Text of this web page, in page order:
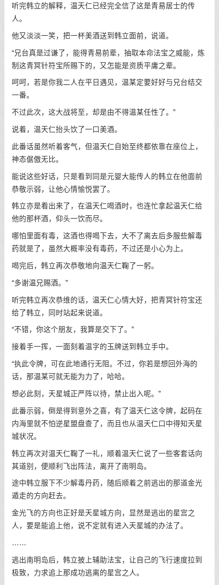
听完韩立的解释，温天仁已经完全信了这是青易居士的传
人。
他又淡淡一笑，把一杯美酒送到韩立面前，说道。
“兄台真是过谦了，能得青易前辈，抽取本命法宝之威能，炼
制这青冥针符宝所赐下的，又怎能是资质平庸之辈。
呵呵，若是你我二人在平日遇见，温某定要好好与兄台结交
一番。
不过此次，这大战将至，却是由不得温某任性了。”
说着，温天仁抬头饮了一口美酒。
此番话虽然听着客气，但温天仁自始至终都依靠在座位上，
神态倨傲无比。
能说这些好话，只是看到同是元婴大能传人的韩立在他面前
恭敬示弱，让他心情愉悦罢了。
韩立亦是看出来了，在温天仁喝酒时，也连忙拿起温天仁给
他的那杯酒，仰头一饮而尽。
哪怕里面有毒，这酒也得喝下去，大不了离去后多服些解毒
药就是了，虽然大概率没有毒药，不过还是小心为上。
喝完后，韩立再次恭敬地向温天仁鞠了一躬。
“多谢温兄赐酒。”
听完韩立再次恭维的话，温天仁心情大好，把青冥针符宝还
给了韩立，同时站起来说道。
“不错，你这个朋友，我算是交下了。”
接着手一挥，一面刻着温字的玉牌送到韩立手中。
“执此令牌，可在此地通行无阻。不过，你若是想回外海的
话，那温某可就无能为力了，哈哈。
想必此刻，天星城正严阵以待，禁止出入呢。”
此番示弱，倒是得到意外之喜，有了温天仁这令牌，起码在
内海里就不怕逆星盟盘查了，而且也从温天仁口中得知天星
城状况。
韩立再次对温天仁鞠了一礼，顺着温天仁说了一些客套话向
其道别，便顺利飞出阵法，离开了南明岛。
途中韩立服下不少解毒丹药，随后顺着之前逃出的那道金光
遁走的方向赶去。
金光飞的方向也正好是天星城方向，显然是逃出的星宫之
人，要是能追上他，说不定就有进入天星城的办法了。
……
逃出南明岛后，韩立披上辅助法宝，让自己的飞行速度拉到
极致，力求追上那成功逃离的星宫之人。